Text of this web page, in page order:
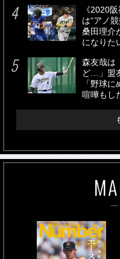
《2020
は“アノ
桑田理介
になりた
森友哉は
ど…」盟
「野球
喧嘩もし